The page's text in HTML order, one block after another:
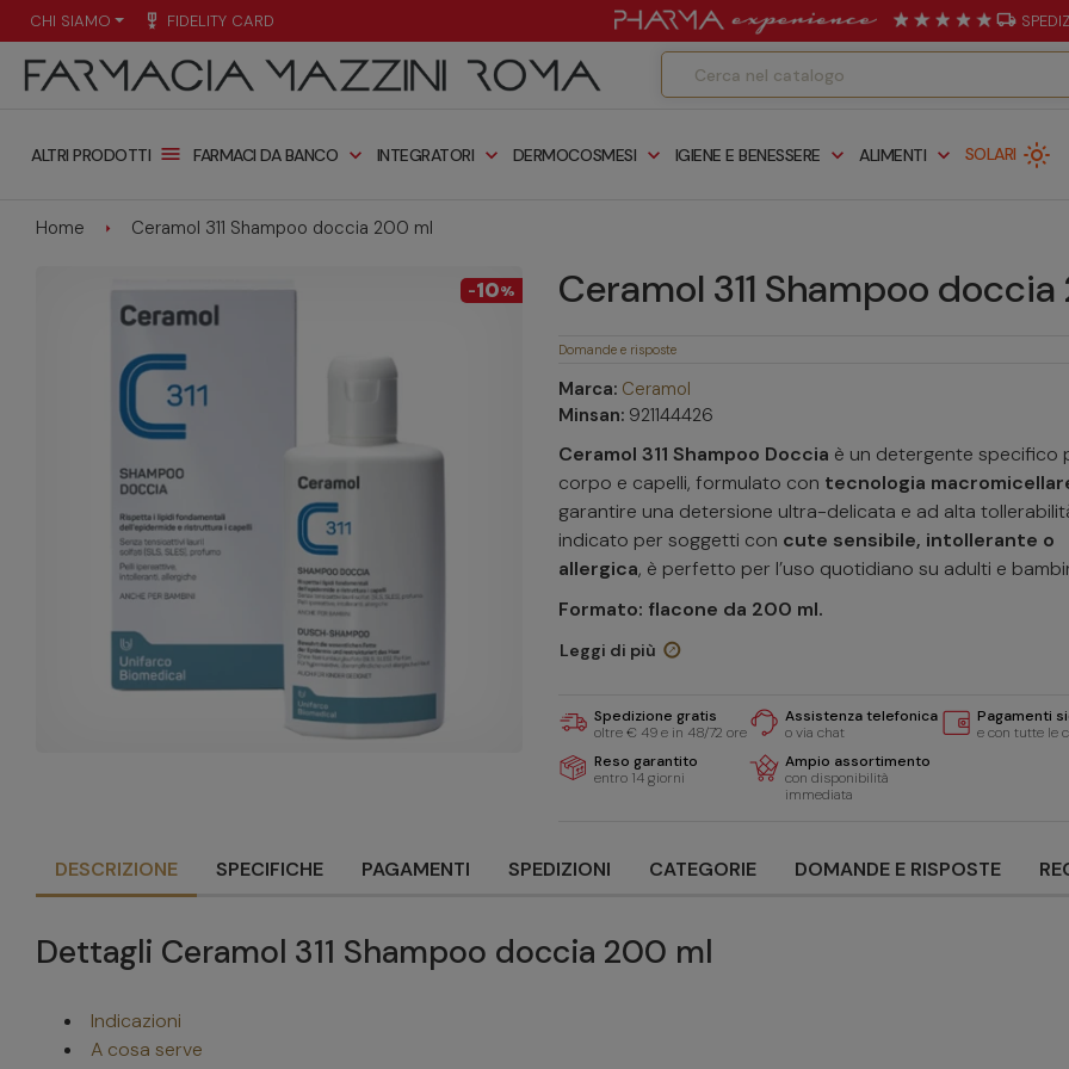
CHI SIAMO military_tech FIDELITY CARD local_shipping
ALTRI PRODOTTI menu FARMACI DA BANCO expand_more INTEGRATORI expand_more DERMOCOSMESI expand_more IGIENE E BENESSERE expand_more ALIMENTI expand_more SOLARI light_mode
Home Ceramol 311 Shampoo doccia 200 ml
-10% Ceramol 311 Shampoo
Domande e risposte
Marca: Ceramol
Minsan: 921144426
Ceramol 311 Shampoo Doccia è un detergente specifico
corpo e capelli, formulato con tecnologia
garantire una detersione ultra-delicata e ad alta
indicato per soggetti con cute sensibile, intollerante o
allergica, è perfetto per l’uso quotidiano su adulti e
Formato: flacone da 200 ml.
Leggi di più
Spedizione gratis
oltre € 49 e in 48/72 ore
Assistenza telefonica
o via chat
Pagamenti
e con tutte le
Reso garantito
entro 14 giorni
Ampio assortimento
con disponibilità
immediata
DESCRIZIONE SPECIFICHE PAGAMENTI SPEDIZIONI CATEGORIE DOMANDE E RISPOSTE
Dettagli Ceramol 311 Shampoo doccia 200 ml
Indicazioni
A cosa serve